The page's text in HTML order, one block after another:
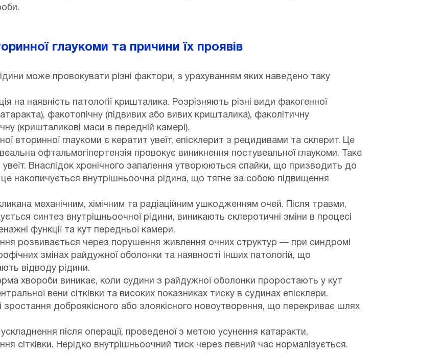
глаукоми та причини їх проявів
може провокувати різні фактори, з урахуванням яких наведено таку
на наявність патології кришталика. Розрізняють різні види факогенної
факотопічну (підвивих або вивих кришталика), факолітичну
(кришталикові маси в передній камері).
вторинної глаукоми є кератит увеїт, епісклерит з рецидивами та склерит. Це
офтальмогіпертензія провокує виникнення постувеальної глаукоми. Таке
Внаслідок хронічного запалення утворюються спайки, що призводить до
накопичується внутрішньоочна рідина, що тягне за собою підвищення
механічним, хімічним та радіаційним ушкодженням очей. Після травми,
синтез внутрішньоочної рідини, виникають склеротичні зміни в процесі
функції та кут передньої камери.
розвивається через порушення живлення очних структур — при синдромі
змінах райдужної оболонки та наявності інших патологій, що
відводу рідини.
хвороби виникає, коли судини з райдужної оболонки проростають у кут
вени сітківки та високих показниках тиску в судинах епісклери.
зростання доброякісного або злоякісного новоутворення, що перекриває шлях
після операції, проведеної з метою усунення катаракти,
сітківки. Нерідко внутрішньоочний тиск через певний час нормалізується.